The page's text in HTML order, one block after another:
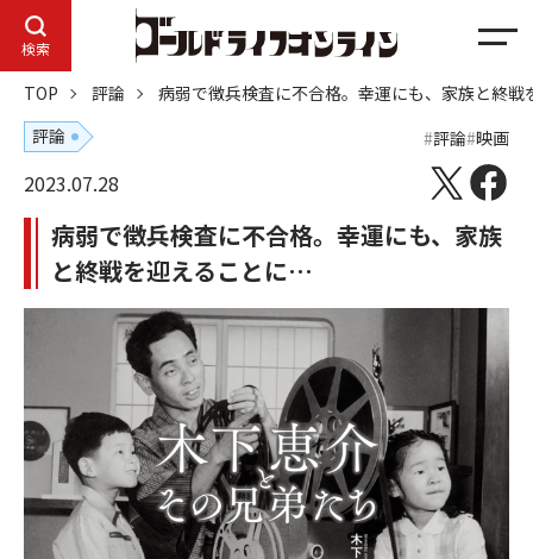
検索
メ
ニ
ュ
ー
TOP 評論
病弱で徴兵検査に不合格。幸運にも、家族と終
評論
評論 映画
2023.07.28
病弱で徴兵検査に不合格。幸運にも、家族
と終戦を迎えることに…